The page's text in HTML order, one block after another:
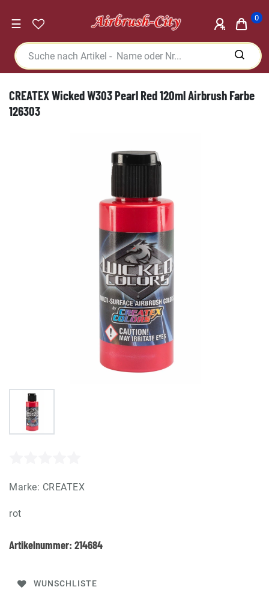
☰ 0
CREATEX Wicked W303 Pearl Red 120ml Airbrush Farbe
126303
Marke: CREATEX
rot
Artikelnummer: 214684
WUNSCHLISTE